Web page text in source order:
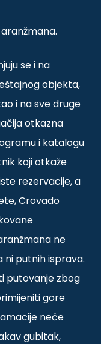
se i na
objekta,
i na sve druge
otkazna
i katalogu
koji otkaže
rezervacije, a
Crovado
ne
ni putnih isprava.
putovanje zbog
gore
neće
gubitak,